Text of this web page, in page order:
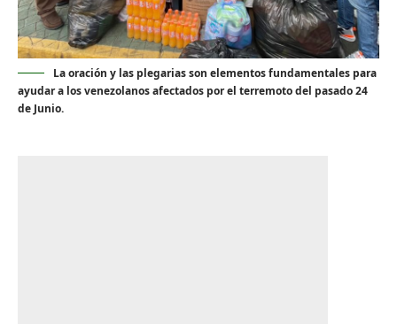
La oración y las plegarias son elementos fundamentales para
ayudar a los venezolanos afectados por el terremoto del pasado 24
de Junio.